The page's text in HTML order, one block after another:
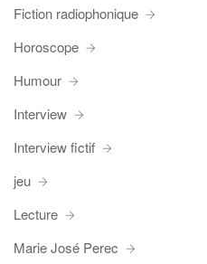
Fiction radiophonique
Horoscope
Humour
Interview
Interview fictif
jeu
Lecture
Marie José Perec